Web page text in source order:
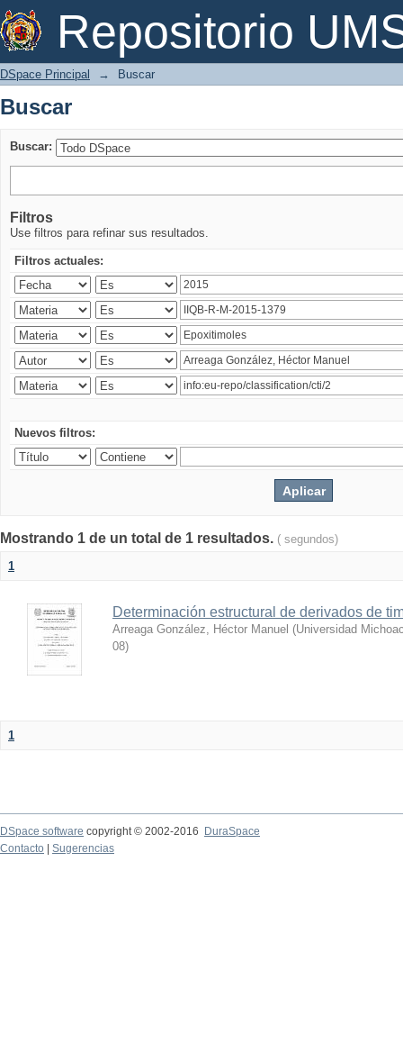
Repositorio
Buscar
DSpace Principal → Buscar
Buscar
Buscar:
Filtros
Use filtros para refinar sus resultados.
Filtros actuales:
Nuevos filtros:
Mostrando 1 de un total de 1 resultados. ( segundos)
1
Determinación estructural de derivados de
Arreaga González, Héctor Manuel (Universidad
08)
1
DSpace software copyright © 2002-2016
DuraSpace
Contacto
Sugerencias